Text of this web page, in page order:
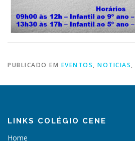
PUBLICADO EM EVENTOS, NOTICIAS,
LINKS COLÉGIO CENE
Home